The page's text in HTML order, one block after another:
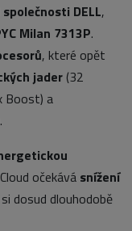
DELL,
Milan 7313P.
, které opět
jader (32
Boost) a
očekává snížení
dosud dlouhodobě